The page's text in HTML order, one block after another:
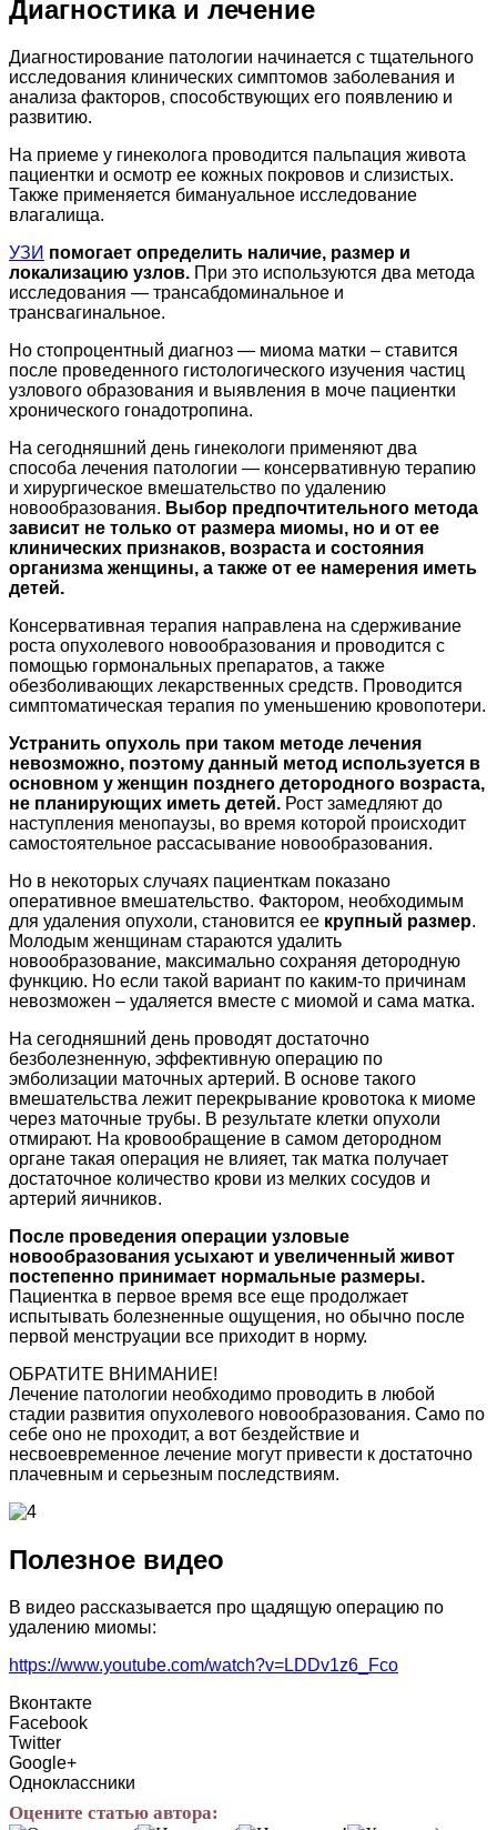
Диагностика и лечение
Диагностирование патологии начинается с тщательного
исследования клинических симптомов заболевания и
анализа факторов, способствующих его появлению и
развитию.
На приеме у гинеколога проводится пальпация живота
пациентки и осмотр ее кожных покровов и слизистых.
Также применяется бимануальное исследование
влагалища.
УЗИ помогает определить наличие, размер и
локализацию узлов. При это используются два метода
исследования — трансабдоминальное и
трансвагинальное.
Но стопроцентный диагноз — миома матки – ставится
после проведенного гистологического изучения частиц
узлового образования и выявления в моче пациентки
хронического гонадотропина.
На сегодняшний день гинекологи применяют два
способа лечения патологии — консервативную терапию
и хирургическое вмешательство по удалению
новообразования. Выбор предпочтительного метода
зависит не только от размера миомы, но и от ее
клинических признаков, возраста и состояния
организма женщины, а также от ее намерения иметь
детей.
Консервативная терапия направлена на сдерживание
роста опухолевого новообразования и проводится с
помощью гормональных препаратов, а также
обезболивающих лекарственных средств. Проводится
симптоматическая терапия по уменьшению кровопотери.
Устранить опухоль при таком методе лечения
невозможно, поэтому данный метод используется в
основном у женщин позднего детородного возраста,
не планирующих иметь детей. Рост замедляют до
наступления менопаузы, во время которой происходит
самостоятельное рассасывание новообразования.
Но в некоторых случаях пациенткам показано
оперативное вмешательство. Фактором, необходимым
для удаления опухоли, становится ее крупный размер.
Молодым женщинам стараются удалить
новообразование, максимально сохраняя детородную
функцию. Но если такой вариант по каким-то причинам
невозможен – удаляется вместе с миомой и сама матка.
На сегодняшний день проводят достаточно
безболезненную, эффективную операцию по
эмболизации маточных артерий. В основе такого
вмешательства лежит перекрывание кровотока к миоме
через маточные трубы. В результате клетки опухоли
отмирают. На кровообращение в самом детородном
органе такая операция не влияет, так матка получает
достаточное количество крови из мелких сосудов и
артерий яичников.
После проведения операции узловые
новообразования усыхают и увеличенный живот
постепенно принимает нормальные размеры.
Пациентка в первое время все еще продолжает
испытывать болезненные ощущения, но обычно после
первой менструации все приходит в норму.
ОБРАТИТЕ ВНИМАНИЕ!
Лечение патологии необходимо проводить в любой
стадии развития опухолевого новообразования. Само по
себе оно не проходит, а вот бездействие и
несвоевременное лечение могут привести к достаточно
плачевным и серьезным последствиям.
Полезное видео
В видео рассказывается про щадящую операцию по
удалению миомы:
https://www.youtube.com/watch?v=LDDv1z6_Fco
Вконтакте
Facebook
Twitter
Google+
Одноклассники
Оцените статью автора: